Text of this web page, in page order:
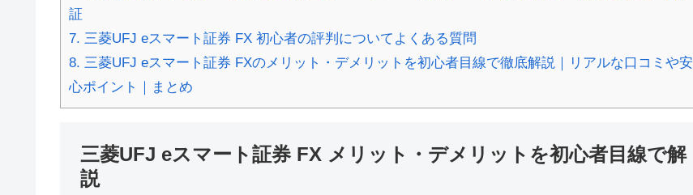
証
7. 三菱UFJ eスマート証券 FX 初心者の評判についてよくある質問
8. 三菱UFJ eスマート証券 FXのメリット・デメリットを初心者目線で徹底解説｜リアルな口コミや安
心ポイント｜まとめ
三菱UFJ eスマート証券 FX メリット・デメリットを初心者目線で解
説